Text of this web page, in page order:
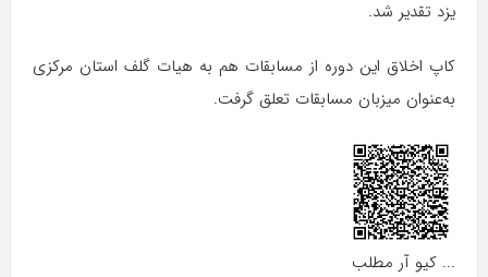
یزد تقدیر شد.
کاپ اخلاق این دوره از مسابقات هم به هیات گلف استان مرکزی
به‌عنوان میزبان مسابقات تعلق گرفت.
... کیو آر مطلب